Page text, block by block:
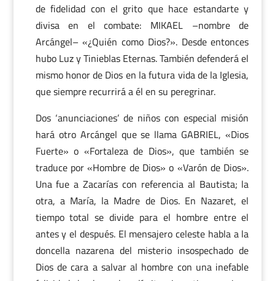
de fidelidad con el grito que hace estandarte y
divisa en el combate: MIKAEL –nombre de
Arcángel– «¿Quién como Dios?». Desde entonces
hubo Luz y Tinieblas Eternas. También defenderá el
mismo honor de Dios en la futura vida de la Iglesia,
que siempre recurrirá a él en su peregrinar.
Dos ‘anunciaciones’ de niños con especial misión
hará otro Arcángel que se llama GABRIEL, «Dios
Fuerte» o «Fortaleza de Dios», que también se
traduce por «Hombre de Dios» o «Varón de Dios».
Una fue a Zacarías con referencia al Bautista; la
otra, a María, la Madre de Dios. En Nazaret, el
tiempo total se divide para el hombre entre el
antes y el después. El mensajero celeste habla a la
doncella nazarena del misterio insospechado de
Dios de cara a salvar al hombre con una inefable